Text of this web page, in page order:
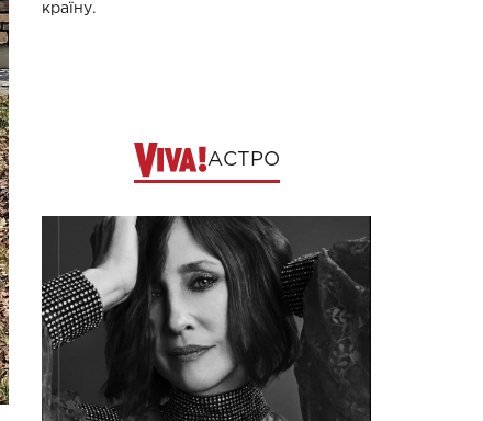
країну.
АСТРО